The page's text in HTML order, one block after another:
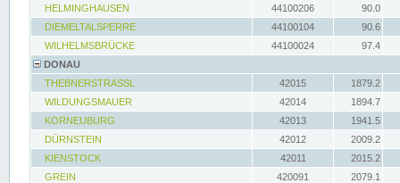
HELMINGHAUSEN
44100206
90.0
DIEMELTALSPERRE
44100104
90.6
WILHELMSBRÜCKE
44100024
97.4
DONAU
THEBNERSTRASSL
42015
1879.2
WILDUNGSMAUER
42014
1894.7
KORNEUBURG
42013
1941.5
DÜRNSTEIN
42012
2009.2
KIENSTOCK
42011
2015.2
GREIN
420091
2079.1